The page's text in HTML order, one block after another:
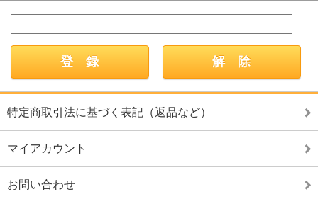
特定商取引法に基づく表記（返品など）
マイアカウント
お問い合わせ